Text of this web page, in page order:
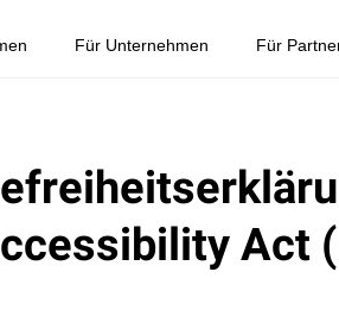
Für Unternehmen Für
Act